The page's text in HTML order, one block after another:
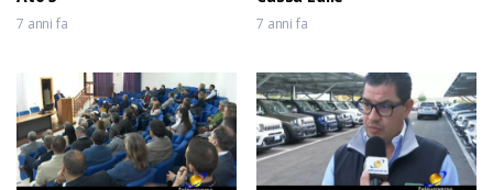
7 anni fa 7 anni fa